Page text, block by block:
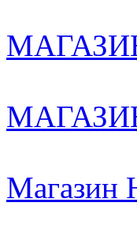
Магазин